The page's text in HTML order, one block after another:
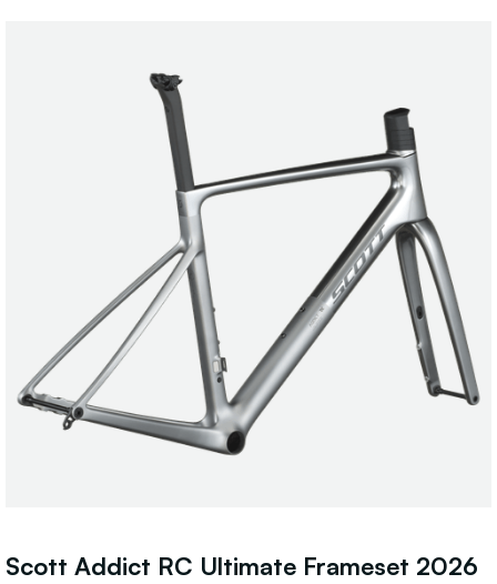
Scott Addict RC Ultimate Frameset 2026